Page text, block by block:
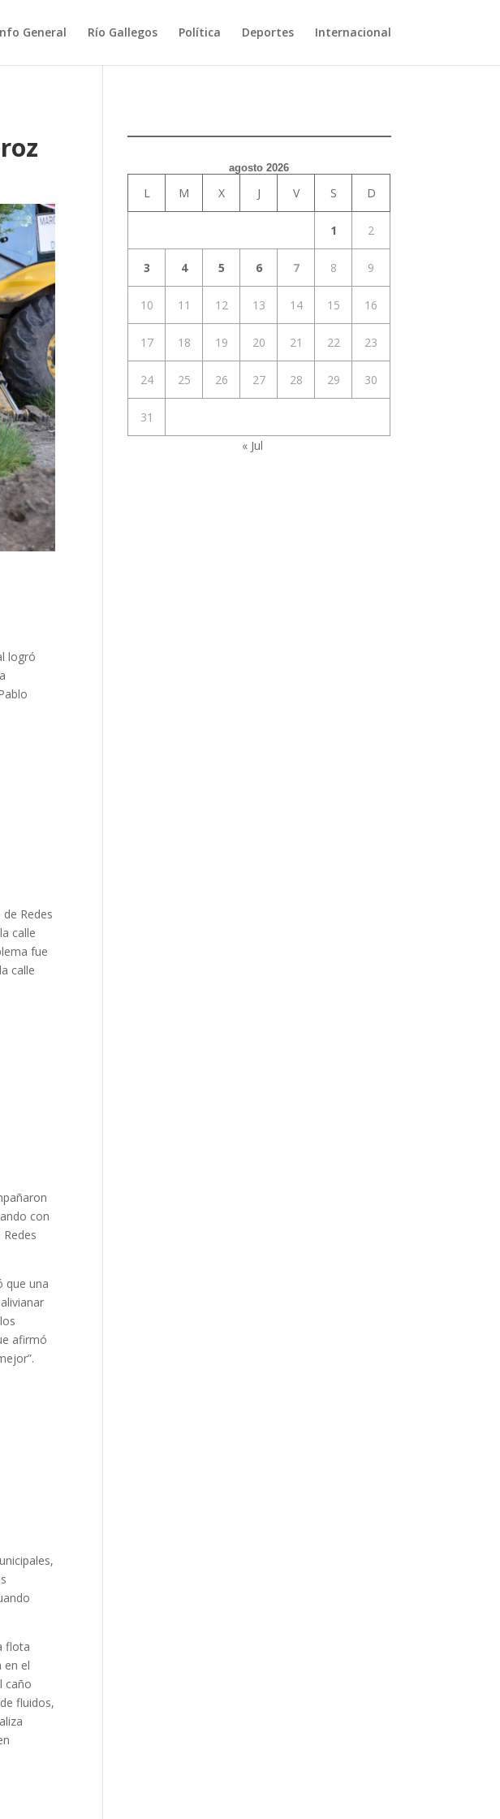
General Río Gallegos Política Deportes Internacional
logró
Redes
calle
fue
calle
con
que una
afirmó
flota
en el
caño
fluidos,
agosto 2026
L M X J V S D
1 2
3 4 5 6 7 8 9
10 11 12 13 14 15 16
17 18 19 20 21 22 23
24 25 26 27 28 29 30
31
« Jul